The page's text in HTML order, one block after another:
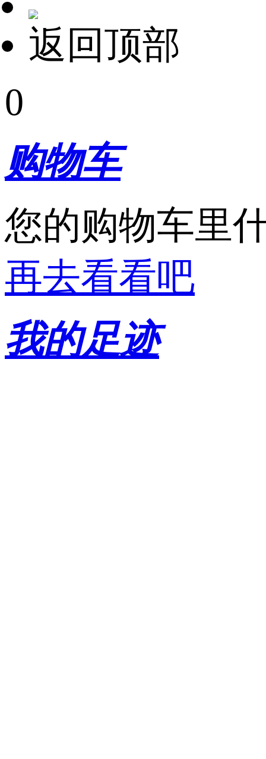
返回顶部
0
购物车
您的购物车里
再去看看吧
我的足迹